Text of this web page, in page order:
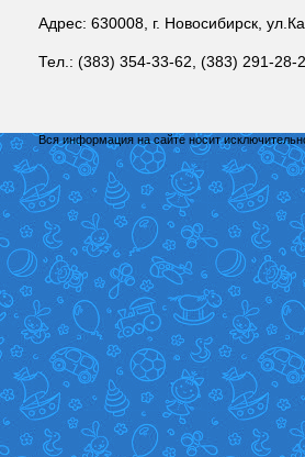
Адрес: 630008, г. Новосибирск,
Тел.: (383) 354-33-62, (383) 291-28-
Вся информация на сайте носит